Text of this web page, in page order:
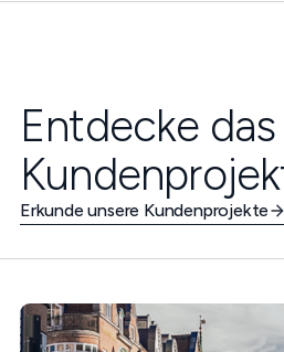
Entdecke
Erkunde unsere Kundenprojekte